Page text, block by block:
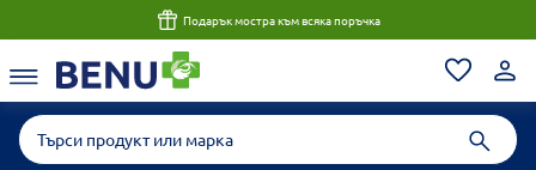
Подарък мостра към всяка поръчка